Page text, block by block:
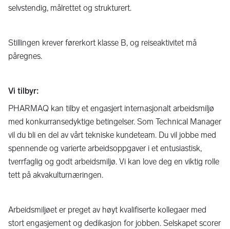
selvstendig, målrettet og strukturert.
Stillingen krever førerkort klasse B, og reiseaktivitet må
påregnes.
Vi tilbyr:
PHARMAQ kan tilby et engasjert internasjonalt arbeidsmiljø
med konkurransedyktige betingelser. Som Technical Manager
vil du bli en del av vårt tekniske kundeteam. Du vil jobbe med
spennende og varierte arbeidsoppgaver i et entusiastisk,
tverrfaglig og godt arbeidsmiljø. Vi kan love deg en viktig rolle
tett på akvakulturnæringen.
Arbeidsmiljøet er preget av høyt kvalifiserte kollegaer med
stort engasjement og dedikasjon for jobben. Selskapet scorer